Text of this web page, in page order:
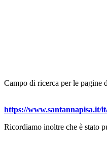
Campo di ricerca per le pagine
https://www.santannapisa.it/
Ricordiamo inoltre che è stato